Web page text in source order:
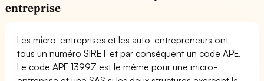
entreprise
Les micro-entreprises et les auto-entrepreneurs ont
tous un numéro SIRET et par conséquent un code APE.
Le code APE 1399Z est le même pour une micro-